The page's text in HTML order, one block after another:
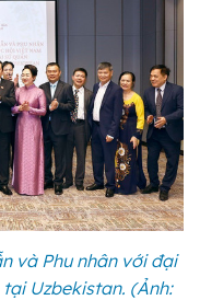
và Phu nhân với đại
Uzbekistan. (Ảnh: